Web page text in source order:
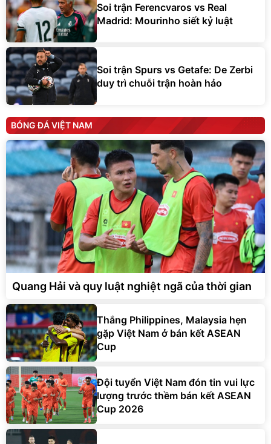
Soi trận Ferencvaros vs Real
Madrid: Mourinho siết kỷ luật
Soi trận Spurs vs Getafe: De Zerbi
duy trì chuỗi trận hoàn hảo
BÓNG ĐÁ VIỆT NAM
Quang Hải và quy luật nghiệt ngã của thời gian
Thắng Philippines, Malaysia hẹn
gặp Việt Nam ở bán kết ASEAN
Cup
Đội tuyển Việt Nam đón tin vui lực
lượng trước thềm bán kết ASEAN
Cup 2026